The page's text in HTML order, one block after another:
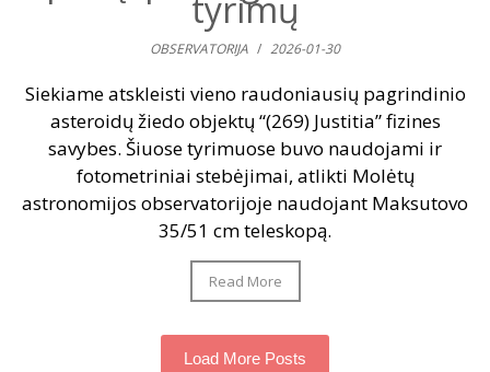
OBSERVATORIJA / 2026-01-30
Siekiame atskleisti vieno raudoniausių pagrindinio
asteroidų žiedo objektų “(269) Justitia” fizines
savybes. Šiuose tyrimuose buvo naudojami ir
fotometriniai stebėjimai, atlikti Molėtų
astronomijos observatorijoje naudojant Maksutovo
35/51 cm teleskopą.
Read More
Load More Posts